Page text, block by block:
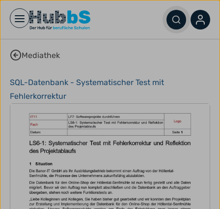
Open main menu
Mediathek
SQL-Datenbank - Systematischer Test mit
Fehlerkorrektur